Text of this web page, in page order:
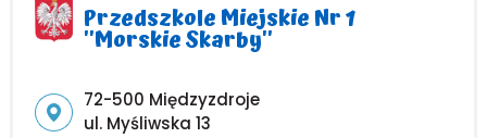
Przedszkole Miejskie Nr 1
''Morskie Skarby''
Adres pocztowy:
72-500 Międzyzdroje
ul. Myśliwska 13